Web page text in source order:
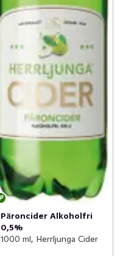
Päroncider Alkoholfri
0,5%
1000 ml, Herrljunga Cider